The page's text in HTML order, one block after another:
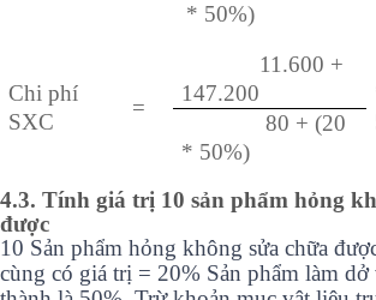
* 50%)
Chi phí
SXC
=
11.600 +
147.200
80 + (20
* 50%)
4.3. Tính giá trị 10 sản phẩm hỏng
được
10 Sản phẩm hỏng không sửa chữa
cùng có giá trị = 20% Sản phẩm làm